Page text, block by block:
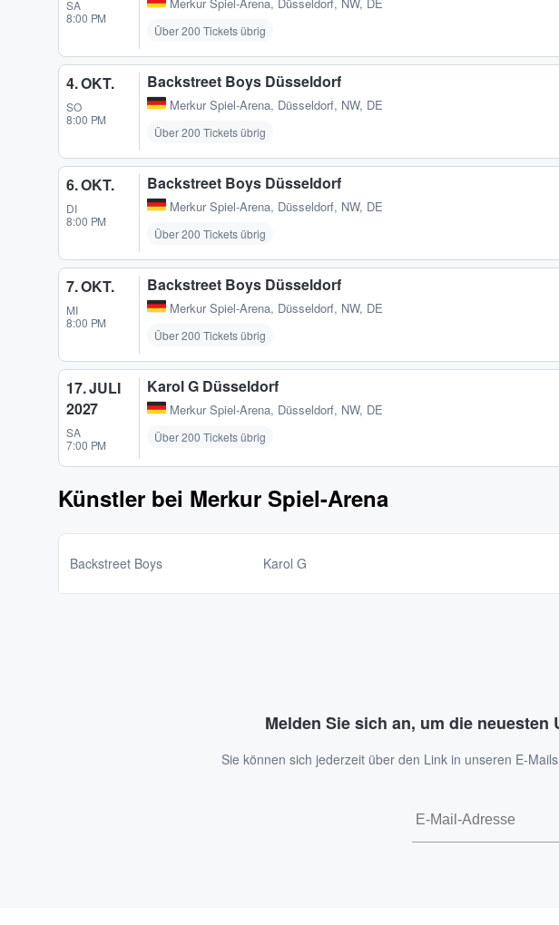
SA
8:00 PM
Über 200 Tickets übrig
4. OKT.
SO
8:00 PM
Backstreet Boys Düsseldorf
Merkur Spiel-Arena, Düsseldorf, NW, DE
Über 200 Tickets übrig
6. OKT.
DI
8:00 PM
Backstreet Boys Düsseldorf
Merkur Spiel-Arena, Düsseldorf, NW, DE
Über 200 Tickets übrig
7. OKT.
MI
8:00 PM
Backstreet Boys Düsseldorf
Merkur Spiel-Arena, Düsseldorf, NW, DE
Über 200 Tickets übrig
17. JULI
2027
SA
7:00 PM
Karol G Düsseldorf
Merkur Spiel-Arena, Düsseldorf, NW, DE
Über 200 Tickets übrig
Künstler bei Merkur Spiel-Arena
Backstreet Boys Karol G
Melden Sie sich an, um die
Sie können sich jederzeit über den Link in unseren E-